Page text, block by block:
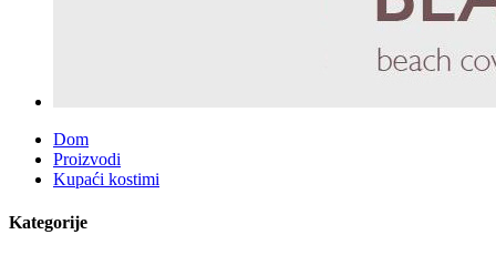
Dom
Proizvodi
Kupaći kostimi
Kategorije